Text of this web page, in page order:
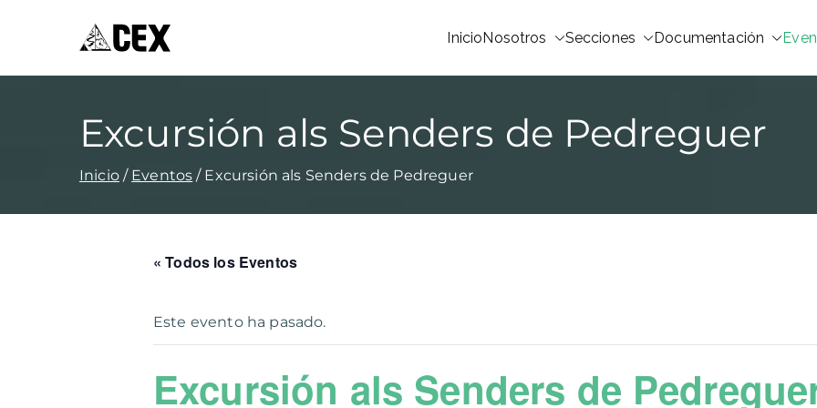
InicioNosotros Secciones Documentación
Excursión als Senders de Pedreguer
Inicio Eventos Excursión als Senders de Pedreguer
« Todos los Eventos
Este evento ha pasado.
Excursión als Senders de